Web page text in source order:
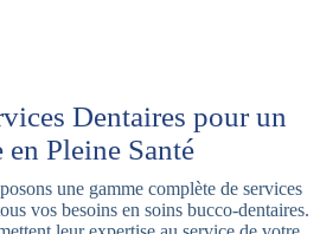
Dentaires pour un
en Pleine Santé
une gamme complète de services
vos besoins en soins bucco-dentaires.